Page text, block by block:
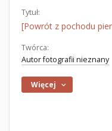
Tytuł:
[Powrót z pochodu
Twórca:
Autor fotografii nieznany
Więcej